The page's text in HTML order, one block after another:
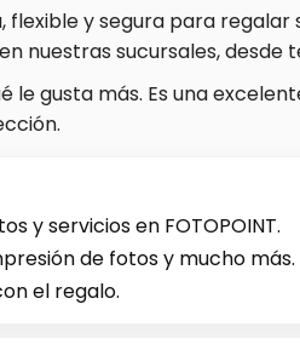
flexible y segura para
nuestras sucursales,
le gusta más. Es una
y servicios en FOTOPOINT.
de fotos y mucho más.
el regalo.